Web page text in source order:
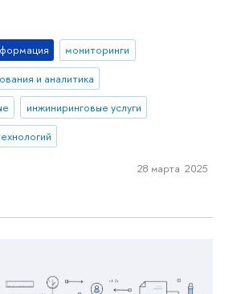
мониторинги
и аналитика
инжиниринговые услуги
28 марта 2025